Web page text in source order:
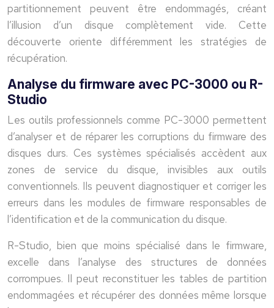
partitionnement peuvent être endommagés, créant
l’illusion d’un disque complètement vide. Cette
découverte oriente différemment les stratégies de
récupération.
Analyse du firmware avec PC-3000 ou R-
Studio
Les outils professionnels comme PC-3000 permettent
d’analyser et de réparer les corruptions du firmware des
disques durs. Ces systèmes spécialisés accèdent aux
zones de service du disque, invisibles aux outils
conventionnels. Ils peuvent diagnostiquer et corriger les
erreurs dans les modules de firmware responsables de
l’identification et de la communication du disque.
R-Studio, bien que moins spécialisé dans le firmware,
excelle dans l’analyse des structures de données
corrompues. Il peut reconstituer les tables de partition
endommagées et récupérer des données même lorsque